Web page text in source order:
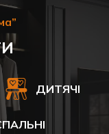
ДИТЯЧІ